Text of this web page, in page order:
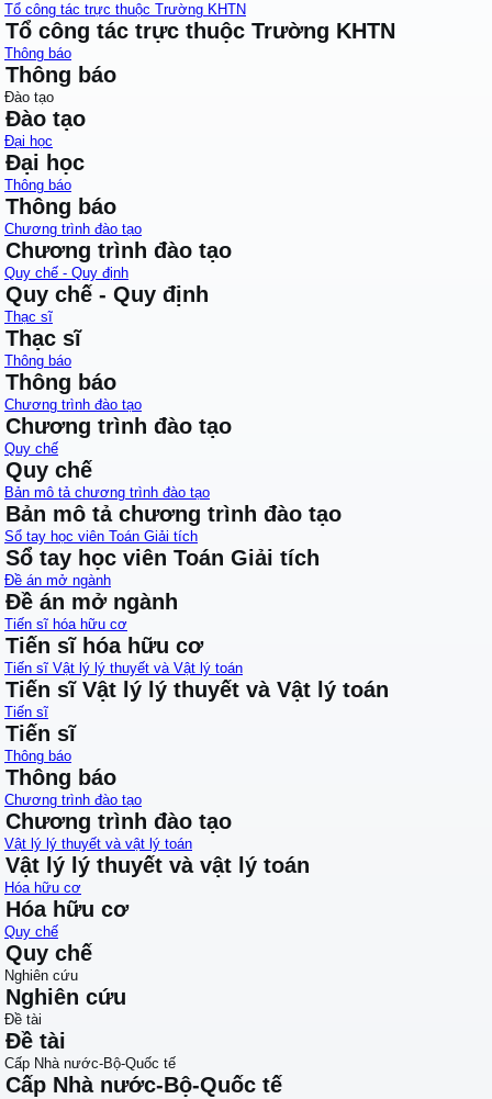
Tổ công tác trực thuộc Trường KHTN
Tổ công tác trực thuộc Trường KHTN
Thông báo
Thông báo
Đào tạo
Đào tạo
Đại học
Đại học
Thông báo
Thông báo
Chương trình đào tạo
Chương trình đào tạo
Quy chế - Quy định
Quy chế - Quy định
Thạc sĩ
Thạc sĩ
Thông báo
Thông báo
Chương trình đào tạo
Chương trình đào tạo
Quy chế
Quy chế
Bản mô tả chương trình đào tạo
Bản mô tả chương trình đào tạo
Sổ tay học viên Toán Giải tích
Sổ tay học viên Toán Giải tích
Đề án mở ngành
Đề án mở ngành
Tiến sĩ hóa hữu cơ
Tiến sĩ hóa hữu cơ
Tiến sĩ Vật lý lý thuyết và Vật lý toán
Tiến sĩ Vật lý lý thuyết và Vật lý toán
Tiến sĩ
Tiến sĩ
Thông báo
Thông báo
Chương trình đào tạo
Chương trình đào tạo
Vật lý lý thuyết và vật lý toán
Vật lý lý thuyết và vật lý toán
Hóa hữu cơ
Hóa hữu cơ
Quy chế
Quy chế
Nghiên cứu
Nghiên cứu
Đề tài
Đề tài
Cấp Nhà nước-Bộ-Quốc tế
Cấp Nhà nước-Bộ-Quốc tế